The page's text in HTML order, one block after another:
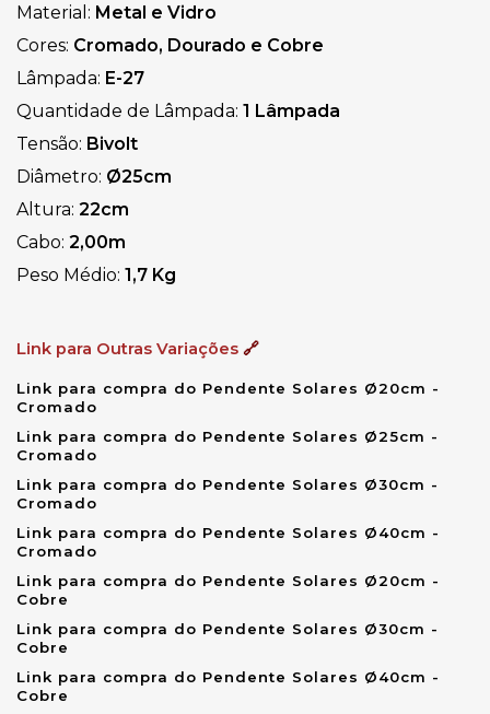
Material: Metal e Vidro
Cores: Cromado, Dourado e Cobre
Lâmpada: E-27
Quantidade de Lâmpada: 1 Lâmpada
Tensão: Bivolt
Diâmetro: Ø25cm
Altura: 22cm
Cabo: 2,00m
Peso Médio: 1,7 Kg
Link para Outras Variações 🔗
Link para compra do Pendente Solares Ø20cm -
Cromado
Link para compra do Pendente Solares Ø25cm -
Cromado
Link para compra do Pendente Solares Ø30cm -
Cromado
Link para compra do Pendente Solares Ø40cm -
Cromado
Link para compra do Pendente Solares Ø20cm -
Cobre
Link para compra do Pendente Solares Ø30cm -
Cobre
Link para compra do Pendente Solares Ø40cm -
Cobre